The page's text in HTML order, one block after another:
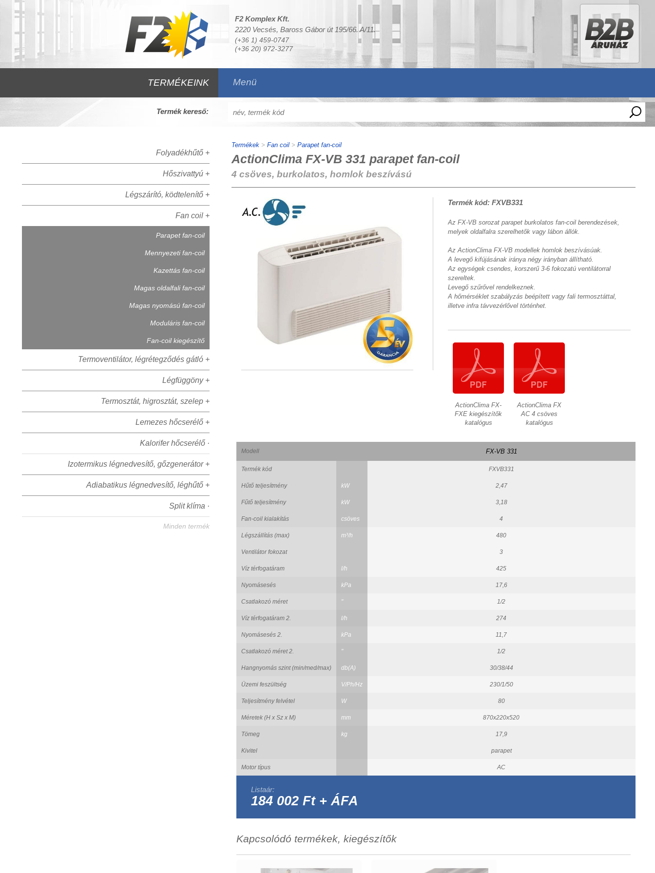
F2 Komplex Kft.
2220 Vecsés, Baross Gábor út 195/66. A/11.
(+36 1) 459-0747
(+36 20) 972-3277
TERMÉKEINK Menü
Termék kereső:
Folyadékhűtő +
Hőszivattyú +
Légszárító, ködtelenítő +
Fan coil +
Parapet fan-coil
Mennyezeti fan-coil
Kazettás fan-coil
Magas oldalfali fan-coil
Magas nyomású fan-coil
Moduláris fan-coil
Fan-coil kiegészítő
Termoventilátor, légrétegződés gátló +
Légfüggöny +
Termosztát, higrosztát, szelep +
Lemezes hőcserélő +
Kalorifer hőcserélő ·
Izotermikus légnedvesítő, gőzgenerátor +
Adiabatikus légnedvesítő, léghűtő +
Split klíma ·
Minden termék
Termékek> Fan coil> Parapet fan-coil
ActionClima FX-VB 331 parapet fan-coil
4 csöves, burkolatos, homlok beszívású
Termék kód: FXVB331
Az FX-VB sorozat parapet burkolatos fan-coil berendezések,
melyek oldalfalra szerelhetők vagy lábon állók.
Az ActionClima FX-VB modellek homlok beszívásúak.
A levegő kifújásának iránya négy irányban állítható.
Az egységek csendes, korszerű 3-6 fokozatú ventilátorral
szereltek.
Levegő szűrővel rendelkeznek.
A hőmérséklet szabályzás beépített vagy fali termosztáttal,
illetve infra távvezérlővel történhet.
ActionClima FX-
FXE kiegészítők
katalógus
ActionClima FX
AC 4 csöves
katalógus
Modell FX-VB 331
Termék kód FXVB331
Hűtő teljesítmény kW 2,47
Fűtő teljesítmény kW 3,18
Fan-coil kialakítás csöves 4
Légszállítás (max) m³/h 480
Ventilátor fokozat 3
Víz térfogatáram l/h 425
Nyomásesés kPa 17,6
Csatlakozó méret " 1/2
Víz térfogatáram 2. l/h 274
Nyomásesés 2. kPa 11,7
Csatlakozó méret 2. " 1/2
Hangnyomás szint (min/med/max) db(A) 30/38/44
Üzemi feszültség V/Ph/Hz 230/1/50
Teljesítmény felvétel W 80
Méretek (H x Sz x M) mm 870x220x520
Tömeg kg 17,9
Kivitel parapet
Motor típus AC
Listaár:
184 002 Ft + ÁFA
Kapcsolódó termékek, kiegészítők